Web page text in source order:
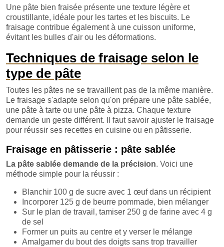
Une pâte bien fraisée présente une texture légère et
croustillante, idéale pour les tartes et les biscuits. Le
fraisage contribue également à une cuisson uniforme,
évitant les bulles d'air ou les déformations.
Techniques de fraisage selon le
type de pâte
Toutes les pâtes ne se travaillent pas de la même manière.
Le fraisage s'adapte selon qu'on prépare une pâte sablée,
une pâte à tarte ou une pâte à pizza. Chaque texture
demande un geste différent. Il faut savoir ajuster le fraisage
pour réussir ses recettes en cuisine ou en pâtisserie.
Fraisage en pâtisserie : pâte sablée
La pâte sablée demande de la précision. Voici une
méthode simple pour la réussir :
Blanchir 100 g de sucre avec 1 œuf dans un récipient
Incorporer 125 g de beurre pommade, bien mélanger
Sur le plan de travail, tamiser 250 g de farine avec 4 g
de sel
Former un puits au centre et y verser le mélange
Amalgamer du bout des doigts sans trop travailler